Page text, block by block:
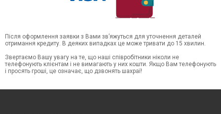
Після оформлення заявки з Вами зв’яжуться для уточнення деталей
отримання кредиту. В деяких випадках це може тривати до 15 хвилин.
Звертаємо Вашу увагу на те, що наші співробітники ніколи не
телефонують клієнтам і не вимагають у них кошти. Якщо Вам телефонують
і просять гроші, це означає, що дзвонять шахраї!